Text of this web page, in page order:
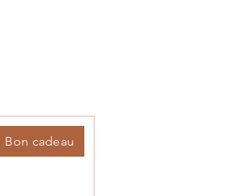
Bon cadeau